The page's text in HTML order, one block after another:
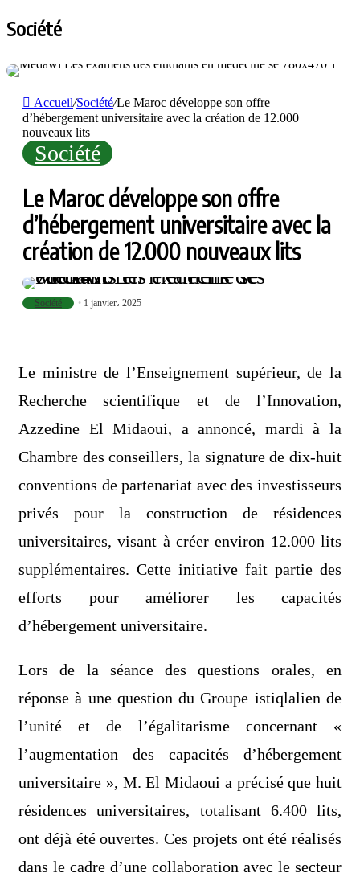
Société
Accueil/Société/Le Maroc développe son offre
d’hébergement universitaire avec la création de 12.000
nouveaux lits
Société
Le Maroc développe son offre
d’hébergement universitaire avec la
création de 12.000 nouveaux lits
Société 1 janvier، 2025
Le ministre de l’Enseignement supérieur, de la
Recherche scientifique et de l’Innovation,
Azzedine El Midaoui, a annoncé, mardi à la
Chambre des conseillers, la signature de dix-huit
conventions de partenariat avec des investisseurs
privés pour la construction de résidences
universitaires, visant à créer environ 12.000 lits
supplémentaires. Cette initiative fait partie des
efforts pour améliorer les capacités
d’hébergement universitaire.
Lors de la séance des questions orales, en
réponse à une question du Groupe istiqlalien de
l’unité et de l’égalitarisme concernant «
l’augmentation des capacités d’hébergement
universitaire », M. El Midaoui a précisé que huit
résidences universitaires, totalisant 6.400 lits,
ont déjà été ouvertes. Ces projets ont été réalisés
dans le cadre d’une collaboration avec le secteur